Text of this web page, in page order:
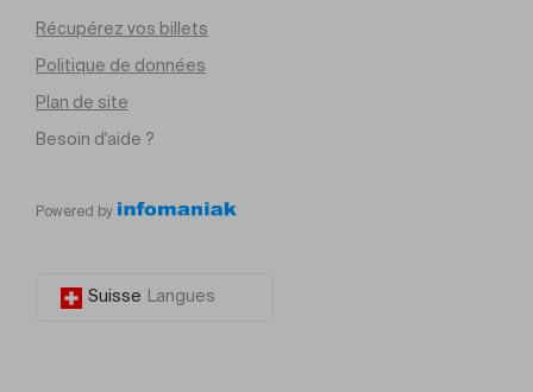
Récupérez vos billets
Politique de données
Plan de site
Besoin d'aide ?
Powered by
Suisse Langues